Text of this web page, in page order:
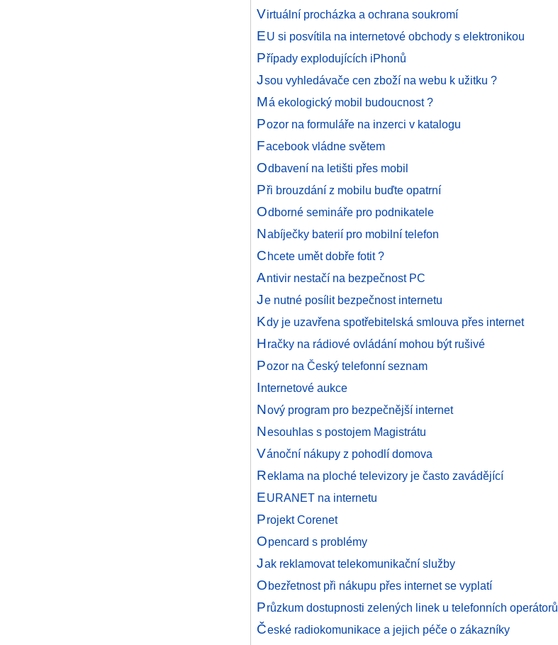
Virtuální procházka a ochrana soukromí
EU si posvítila na internetové obchody s elektronikou
Případy explodujících iPhonů
Jsou vyhledávače cen zboží na webu k užitku ?
Má ekologický mobil budoucnost ?
Pozor na formuláře na inzerci v katalogu
Facebook vládne světem
Odbavení na letišti přes mobil
Při brouzdání z mobilu buďte opatrní
Odborné semináře pro podnikatele
Nabíječky baterií pro mobilní telefon
Chcete umět dobře fotit ?
Antivir nestačí na bezpečnost PC
Je nutné posílit bezpečnost internetu
Kdy je uzavřena spotřebitelská smlouva přes internet
Hračky na rádiové ovládání mohou být rušivé
Pozor na Český telefonní seznam
Internetové aukce
Nový program pro bezpečnější internet
Nesouhlas s postojem Magistrátu
Vánoční nákupy z pohodlí domova
Reklama na ploché televizory je často zavádějící
EURANET na internetu
Projekt Corenet
Opencard s problémy
Jak reklamovat telekomunikační služby
Obezřetnost při nákupu přes internet se vyplatí
Průzkum dostupnosti zelených linek u telefonních operátorů
České radiokomunikace a jejich péče o zákazníky